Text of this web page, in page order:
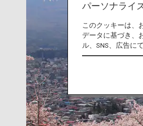
パーソナライ
このクッキーは、
データに基づき、
ル、SNS、広告に